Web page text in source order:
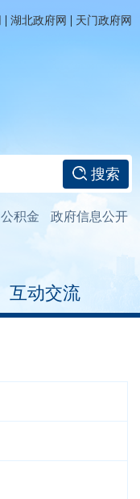
| 湖北政府网 | 天门政府网
搜索
公积金 政府信息公开
互动交流